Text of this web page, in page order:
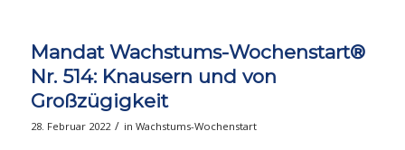
Mandat Wachstums-Wochenstart®
Nr. 514: Knausern und von
Großzügigkeit
28. Februar 2022 / in Wachstums-Wochenstart